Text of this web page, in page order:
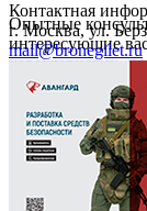
Опытные
интересующие
характеристик,
Контактная
г. Москва, ул.
mail@bronegilet.ru